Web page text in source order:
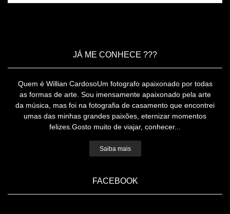
JÁ ME CONHECE ???
Quem é Willian CardosoUm fotografo apaixonado por todas
as formas de arte. Sou imensamente apaixonado pela arte
da música, mas foi na fotografia de casamento que encontrei
umas das minhas grandes paixões, eternizar momentos
felizes.Gosto muito de viajar, conhecer...
Saiba mais
FACEBOOK